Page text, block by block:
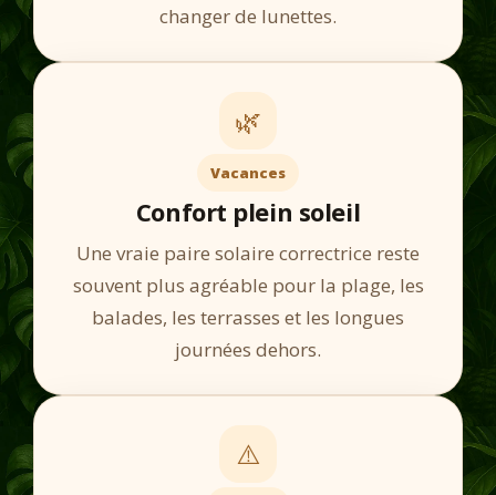
changer de lunettes.
🌿
Vacances
Confort plein soleil
Une vraie paire solaire correctrice reste
souvent plus agréable pour la plage, les
balades, les terrasses et les longues
journées dehors.
⚠️